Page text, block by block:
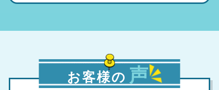
お客様の 声